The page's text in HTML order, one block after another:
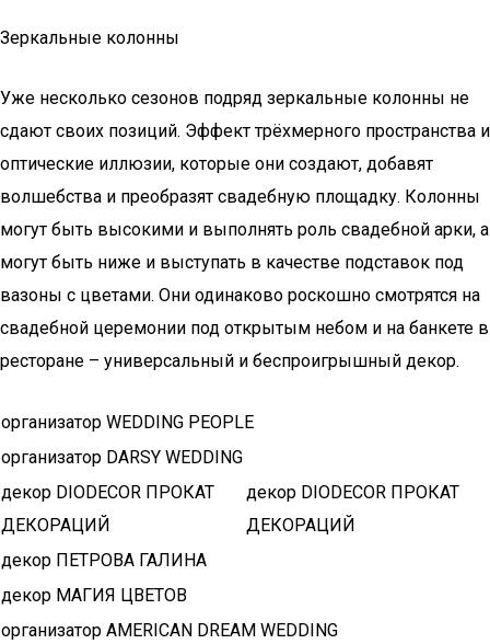
Зеркальные колонны
Уже несколько сезонов подряд зеркальные колонны не
сдают своих позиций. Эффект трёхмерного пространства и
оптические иллюзии, которые они создают, добавят
волшебства и преобразят свадебную площадку. Колонны
могут быть высокими и выполнять роль свадебной арки, а
могут быть ниже и выступать в качестве подставок под
вазоны с цветами. Они одинаково роскошно смотрятся на
свадебной церемонии под открытым небом и на банкете в
ресторане – универсальный и беспроигрышный декор.
организатор WEDDING PEOPLE
организатор DARSY WEDDING
декор DIODECOR ПРОКАТ
ДЕКОРАЦИЙ
декор DIODECOR ПРОКАТ
ДЕКОРАЦИЙ
декор ПЕТРОВА ГАЛИНА
декор МАГИЯ ЦВЕТОВ
организатор AMERICAN DREAM WEDDING